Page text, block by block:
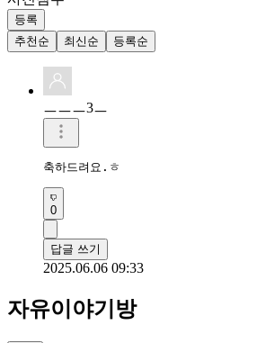
등록
추천순
최신순 등록순
ㅡㅡㅡ3ㅡ
축하드려요.ㅎ
0
답글 쓰기
2025.06.06 09:33
자유이야기방